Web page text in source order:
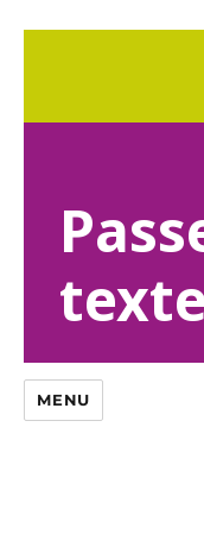
MENU